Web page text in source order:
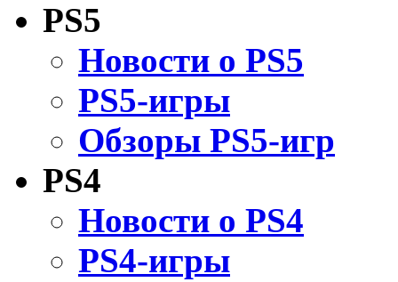
PS5
Новости о PS5
PS5-игры
Обзоры PS5-игр
PS4
Новости о PS4
PS4-игры